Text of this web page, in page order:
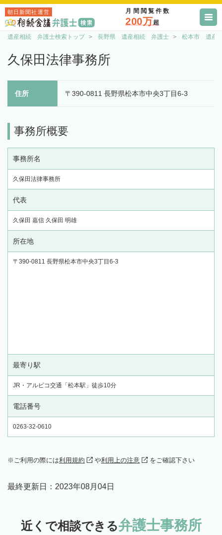
朝日新聞社運営 月間閲覧件数
200万超
遺産相続 弁護士検索トップ 長野県 遺産相続 弁護士 松本市 遺産
久保田法律事務所
住所 〒390-0811 長野県松本市中央3丁目6-3
事務所概要
事務所名
久保田法律事務所
代表
久保田 嘉信 久保田 明雄
所在地
〒390-0811 長野県松本市中央3丁目6-3
最寄り駅
JR・アルピコ交通「松本駅」徒歩10分
電話番号
0263-32-0610
ご利用の際には利用規約 や利用上の注意 をご確認下さい
最終更新日： 2023年08月04日
近くで相談できる弁護士事務所